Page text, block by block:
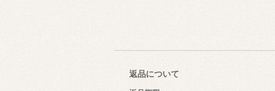
返品について